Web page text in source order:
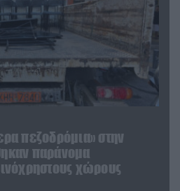
πεζοδρόμια» στην
παράνομα
χώρους